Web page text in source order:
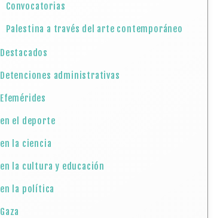
Convocatorias
Palestina a través del arte contemporáneo
Destacados
Detenciones administrativas
Efemérides
en el deporte
en la ciencia
en la cultura y educación
en la política
Gaza